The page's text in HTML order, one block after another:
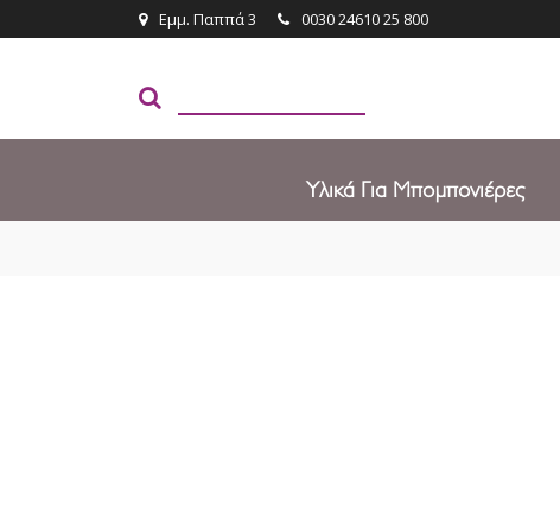
Εμμ. Παππά 3 0030 24610 25 800
Υλικά Για Μπομπονιέρες